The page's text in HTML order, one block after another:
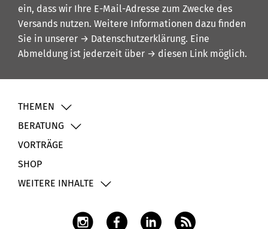
ein, dass wir Ihre E-Mail-Adresse zum Zwecke des
Versands nutzen. Weitere Informationen dazu finden
Sie in unserer → Datenschutzerklärung. Eine
Abmeldung ist jederzeit über → diesen Link möglich.
THEMEN
BERATUNG
VORTRÄGE
SHOP
WEITERE INHALTE